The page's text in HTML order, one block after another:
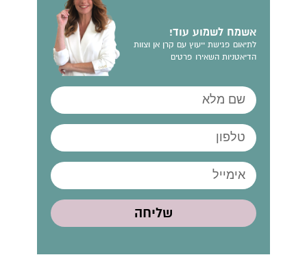
אשמח לשמוע עוד!
לתיאום פגישת ייעוץ עם קרן אן וצוות
הדיאטניות השאירו פרטים
שליחה